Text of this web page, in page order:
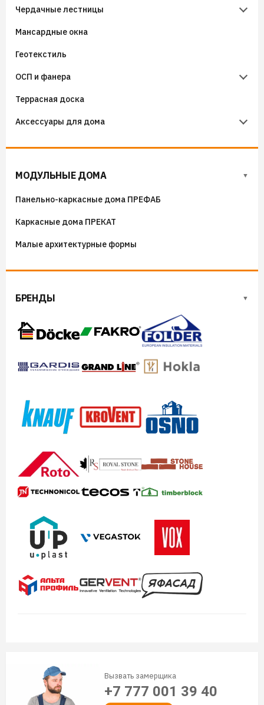
Утеплители KNAUF
Бутиловые ленты
Аэроэлементы
Уплотнители кровельные
Гидроизоляция примыканий
Крепёж кровельный
Крепёж фасадный
Чердачные лестницы
Чердачные лестницы Fakro
Чердачные лестницы Docke
Мансардные окна
Геотекстиль
ОСП и фанера
Фанера
ОСП (OSB) плиты
Террасная доска
Аксессуары для дома
МОДУЛЬНЫЕ ДОМА
Панельно-каркасные дома ПРЕФАБ
Каркасные дома ПРЕКАТ
Малые архитектурные формы
БРЕНДЫ
Вызвать замерщика
+7 777 001 39 40